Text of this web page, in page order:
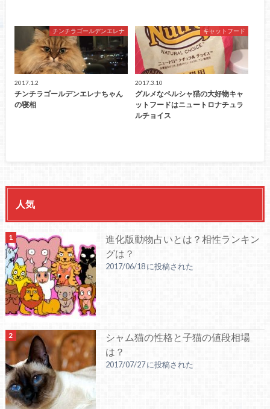
チンチラゴールデンエレナ
2017.1.2
チンチラゴールデンエレナちゃん
の寝相
キャットフード
2017.3.10
グルメなペルシャ猫の大好物キャ
ットフードはニュートロナチュラ
ルチョイス
人気
進化版動物占いとは？相性ランキン
グは？
2017/06/18 に投稿された
シャム猫の性格と子猫の値段相場
は？
2017/07/27 に投稿された